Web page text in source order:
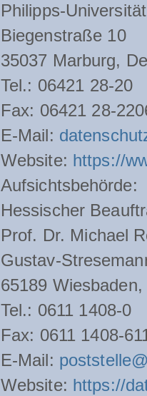
Philipps-
Biegenstraße 10
35037 Marburg,
Tel.: 06421 28-20
Fax: 06421 28-
E-Mail:
Website: https://
Aufsichtsbehörde:
Hessischer
Prof. Dr. Michael
Gustav-
65189
Tel.: 0611 1408-0
Fax: 0611 1408-
E-Mail:
Website: https://